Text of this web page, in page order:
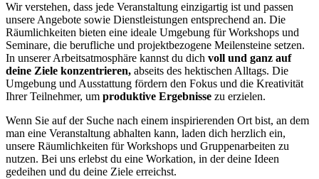
Wir verstehen, dass jede Veranstaltung einzigartig ist und passen
unsere Angebote sowie Dienstleistungen entsprechend an. Die
Räumlichkeiten bieten eine ideale Umgebung für Workshops und
Seminare, die berufliche und projektbezogene Meilensteine setzen.
In unserer Arbeitsatmosphäre kannst du dich voll und ganz auf
deine Ziele konzentrieren, abseits des hektischen Alltags. Die
Umgebung und Ausstattung fördern den Fokus und die Kreativität
Ihrer Teilnehmer, um produktive Ergebnisse zu erzielen.
Wenn Sie auf der Suche nach einem inspirierenden Ort bist, an dem
man eine Veranstaltung abhalten kann, laden dich herzlich ein,
unsere Räumlichkeiten für Workshops und Gruppenarbeiten zu
nutzen. Bei uns erlebst du eine Workation, in der deine Ideen
gedeihen und du deine Ziele erreichst.